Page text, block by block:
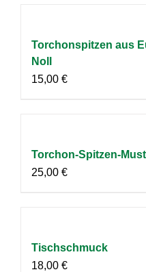
Torchonspitzen aus
Noll
15,00 €
Torchon-Spitzen-
25,00 €
Tischschmuck
18,00 €